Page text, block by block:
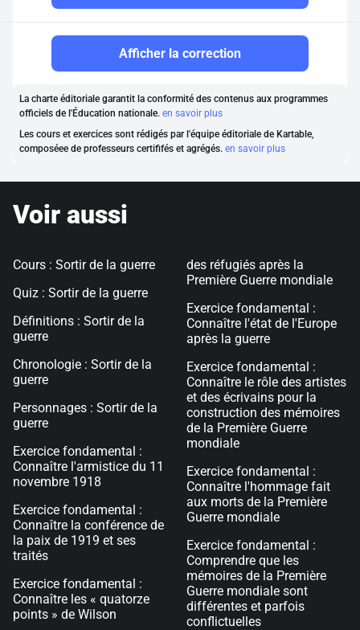
Afficher la correction
La charte éditoriale garantit la conformité des contenus aux programmes
officiels de l'Éducation nationale. en savoir plus
Les cours et exercices sont rédigés par l'équipe éditoriale de Kartable,
composéee de professeurs certififés et agrégés. en savoir plus
Voir aussi
Cours : Sortir de la guerre
Quiz : Sortir de la guerre
Définitions : Sortir de la
guerre
Chronologie : Sortir de la
guerre
Personnages : Sortir de la
guerre
Exercice fondamental :
Connaître l'armistice du 11
novembre 1918
Exercice fondamental :
Connaître la conférence de
la paix de 1919 et ses
traités
Exercice fondamental :
Connaître les « quatorze
points » de Wilson
des réfugiés après la
Première Guerre mondiale
Exercice fondamental :
Connaître l'état de l'Europe
après la guerre
Exercice fondamental :
Connaître le rôle des artistes
et des écrivains pour la
construction des mémoires
de la Première Guerre
mondiale
Exercice fondamental :
Connaître l'hommage fait
aux morts de la Première
Guerre mondiale
Exercice fondamental :
Comprendre que les
mémoires de la Première
Guerre mondiale sont
différentes et parfois
conflictuelles